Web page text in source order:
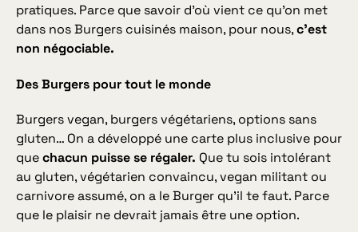
pratiques. Parce que savoir d’où vient ce qu’on met
dans nos Burgers cuisinés maison, pour nous,c’est
non négociable.
Des Burgers pour tout le monde
Burgers vegan, burgers végétariens, options sans
gluten… On a développé une carte plus inclusive pour
quechacun puisse se régaler. Que tu sois intolérant
au gluten, végétarien convaincu, vegan militant ou
carnivore assumé, on a le Burger qu’il te faut. Parce
que le plaisir ne devrait jamais être une option.